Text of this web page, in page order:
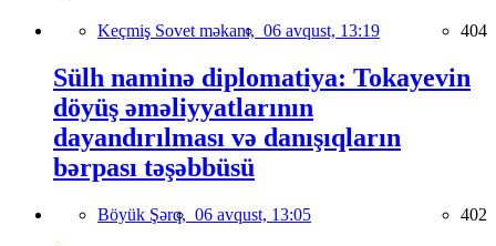
Keçmiş Sovet məkanı, 06 avqust, 13:19 404
Sülh naminə diplomatiya: Tokayevin
döyüş əməliyyatlarının
dayandırılması və danışıqların
bərpası təşəbbüsü
Böyük Şərq, 06 avqust, 13:05 402